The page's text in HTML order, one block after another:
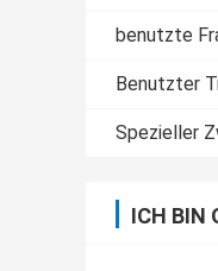
benutzte
Benutzter
Spezieller
ICH BIN